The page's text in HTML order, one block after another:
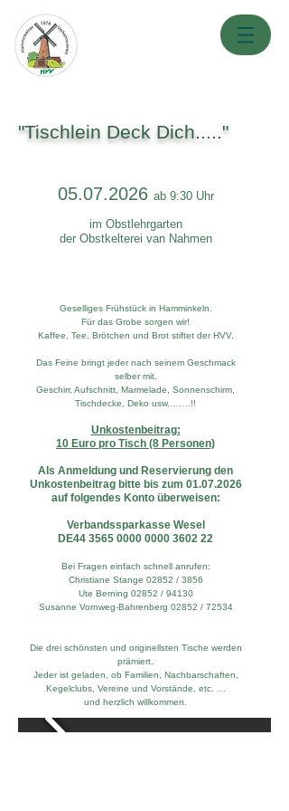
"Tischlein Deck Dich....."
05.07.2026 ab 9:30 Uhr
im Obstlehrgarten
der Obstkelterei van Nahmen
Geselliges Frühstück in Hamminkeln.
Für das Grobe sorgen wir!
Kaffee, Tee, Brötchen und Brot stiftet der HVV.
Das Feine bringt jeder nach seinem Geschmack
selber mit.
Geschirr, Aufschnitt, Marmelade, Sonnenschirm,
Tischdecke, Deko usw.…….!!
Unkostenbeitrag:
10 Euro pro Tisch (8 Personen)
Als Anmeldung und Reservierung den
Unkostenbeitrag bitte bis zum 01.07.2026
auf folgendes Konto überweisen:
Verbandssparkasse Wesel
DE44 3565 0000 0000 3602 22
Bei Fragen einfach schnell anrufen:
Christiane Stange 02852 / 3856
Ute Berning 02852 / 94130
Susanne Vornweg-Bahrenberg 02852 / 72534
Die drei schönsten und originellsten Tische werden
prämiert.
Jeder ist geladen, ob Familien, Nachbarschaften,
Kegelclubs, Vereine und Vorstände, etc. …
und herzlich willkommen.